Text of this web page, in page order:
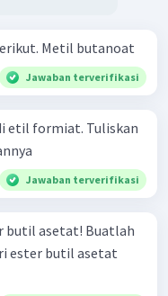
Tuliskan reaksi pembuatan ester berikut. Metil butanoat
Jawaban terverifikasi
etil formiat. Tuliskan
Jawaban terverifikasi
Buatlah
ester butil asetat